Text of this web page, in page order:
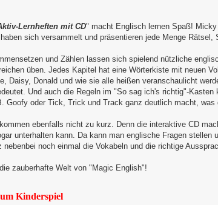
Lernheften mit CD" macht Englisch lernen Spaß!
sich versammelt und präsentieren jede Menge Rätsel,
und Zählen lassen sich spielend nützliche
üben. Jedes Kapitel hat eine Wörterkiste mit neuen
Daisy, Donald und wie sie alle heißen veranschaulicht
Und auch die Regeln im "So sag ich's richtig"-Kasten
Goofy oder Tick, Trick und Track ganz deutlich macht, was
ebenfalls nicht zu kurz. Denn die interaktive CD
unterhalten kann. Da kann man englische Fragen stellen
nebenbei noch einmal die Vokabeln und die richtige
zauberhafte Welt von "Magic English"!
Kinderspiel